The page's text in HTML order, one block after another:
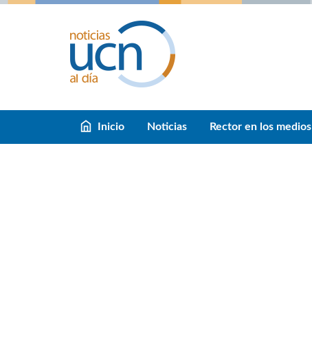
Inicio Noticias Rector en los medios